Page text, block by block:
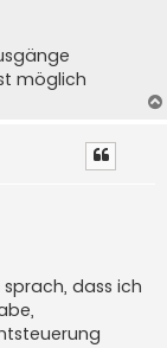
möglich
dass ich